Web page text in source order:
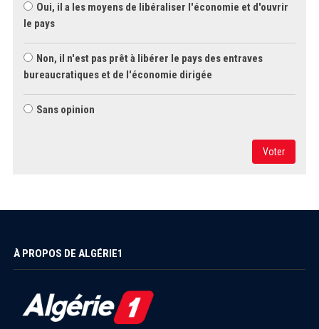
Oui, il a les moyens de libéraliser l'économie et d'ouvrir
le pays
Non, il n'est pas prêt à libérer le pays des entraves
bureaucratiques et de l'économie dirigée
Sans opinion
Voter
À PROPOS DE ALGÉRIE1